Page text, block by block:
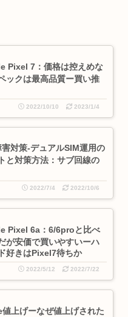
Pixel 7：価格は控えめな
ックは最高品質ー買い推
2022/10/10 2023/1/4
害対策-デュアルSIM運用の
と対策方法：サブ回線の
2022/7/4 2022/10/6
Pixel 6a：6/6proと比べ
が安価で買いやすいーハ
好きはPixel7待ちか
2022/5/12 2022/7/22
上げーなぜ値上げされた